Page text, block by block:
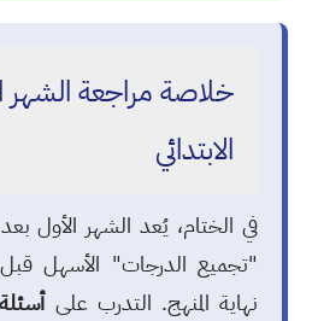
خلاصة مراجعة
الابتدائي
في الختام، يُعد الشهر الأول
"تجميع الدرجات" الأسهل
نهاية المنهج. التدرب على